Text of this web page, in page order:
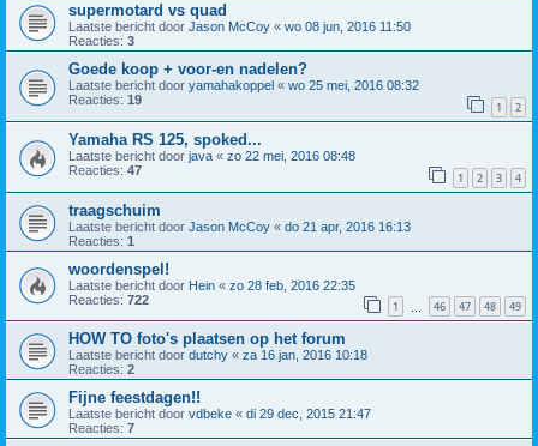
supermotard vs quad
Laatste bericht door Jason McCoy « wo 08 jun, 2016 11:50
Reacties: 3
Goede koop + voor-en nadelen?
Laatste bericht door yamahakoppel « wo 25 mei, 2016 08:32
Reacties: 19 1 2
Yamaha RS 125, spoked...
Laatste bericht door java « zo 22 mei, 2016 08:48
Reacties: 47 1 2 3 4
traagschuim
Laatste bericht door Jason McCoy « do 21 apr, 2016 16:13
Reacties: 1
woordenspel!
Laatste bericht door Hein « zo 28 feb, 2016 22:35
Reacties: 722 1 46 47 48 49
HOW TO foto's plaatsen op het forum
Laatste bericht door dutchy « za 16 jan, 2016 10:18
Reacties: 2
Fijne feestdagen!!
Laatste bericht door vdbeke « di 29 dec, 2015 21:47
Reacties: 7